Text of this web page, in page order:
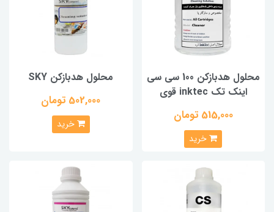
محلول هدبازکن 100 سی سی
اینک تک inktec قوی
515,000 تومان
خرید
محلول هدبازکن SKY
502,000 تومان
خرید